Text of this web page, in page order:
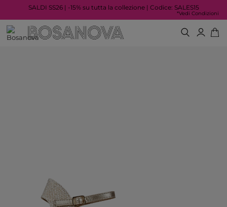
SALDI SS26 | -15% su tutta la collezione | Codice: SALES15
*Vedi Condizioni